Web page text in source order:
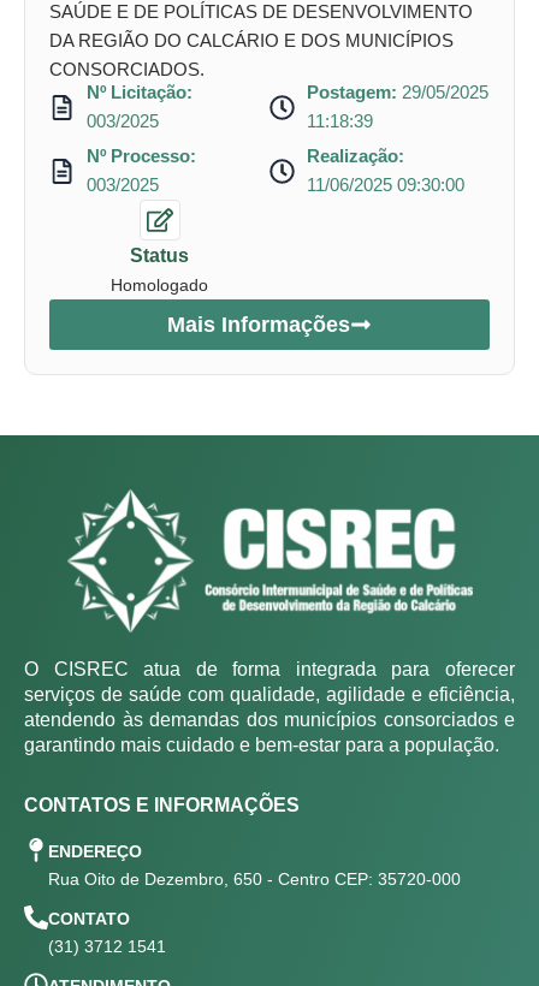
SAÚDE E DE POLÍTICAS DE DESENVOLVIMENTO
DA REGIÃO DO CALCÁRIO E DOS MUNICÍPIOS
CONSORCIADOS.
Nº Licitação:
003/2025
Nº Processo:
003/2025
Postagem: 29/05/2025
11:18:39
Realização:
11/06/2025 09:30:00
Status
Homologado
Mais Informações
O CISREC atua de forma integrada para oferecer
serviços de saúde com qualidade, agilidade e eficiência,
atendendo às demandas dos municípios consorciados e
garantindo mais cuidado e bem-estar para a população.
CONTATOS E INFORMAÇÕES
ENDEREÇO
Rua Oito de Dezembro, 650 - Centro CEP: 35720-000
CONTATO
(31) 3712 1541